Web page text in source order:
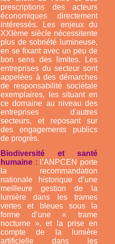
prescriptions des acteurs
économiques directement
intéressés. Les enjeux du
XXIème siècle nécessitente
plus de sobriété lumineuse,
en se fixant avec un peu de
bon sens des limites. Les
entreprises du secteur sont
appelées à des démarches
de responsabilité sociétale
exemplaires, les situant en
ce domaine au niveau des
entreprises d'autres
secteurs, et reposant sur
des engagements publics
de progrès.
Biodiversité et santé
humaine : l’ANPCEN porte
la recommandation
nationale historique d’une
meilleure gestion de la
lumière dans les trames
vertes et bleues sous la
forme d’une « trame
nocturne », et la prise en
compte de la lumière
artificielle dans les